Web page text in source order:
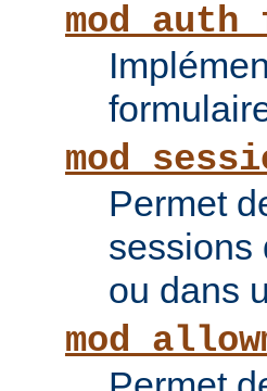
Permet
sessions
ou dans